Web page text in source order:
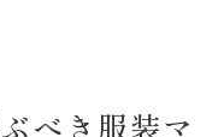
べき服装マ